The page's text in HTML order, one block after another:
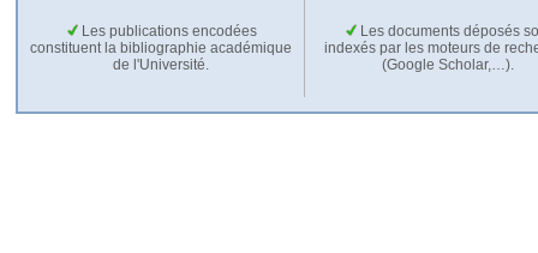
Les publications encodées
constituent la bibliographie académique
de l'Université.
Les documents déposés
indexés par les moteurs de
(Google Scholar,…).